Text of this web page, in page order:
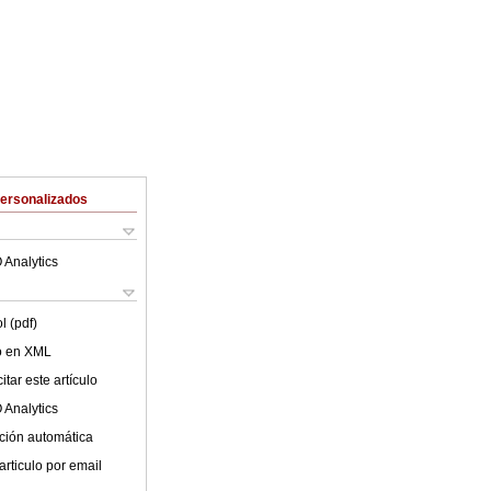
Analytics
(pdf)
en XML
este artículo
Analytics
automática
por email